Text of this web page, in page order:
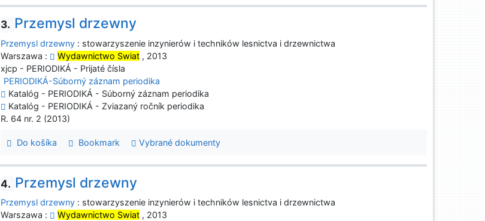
3. Przemysl drzewny
Przemysl drzewny : stowarzyszenie inzynierów i techników lesnictva i drzewnictwa
Warszawa :
Wydawnictwo Swiat , 2013
xjcp - PERIODIKÁ - Prijaté čísla
PERIODIKÁ-Súborný záznam periodika
Katalóg - PERIODIKÁ - Súborný záznam periodika
Katalóg - PERIODIKÁ - Zviazaný ročník periodika
R. 64 nr. 2 (2013)
Do košíka Bookmark Vybrané dokumenty
4. Przemysl drzewny
Przemysl drzewny : stowarzyszenie inzynierów i techników lesnictva i drzewnictwa
Warszawa :
Wydawnictwo Swiat , 2013